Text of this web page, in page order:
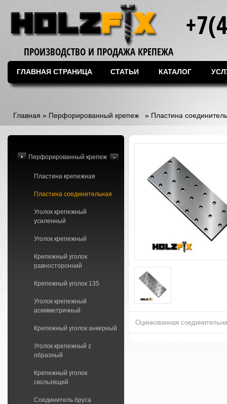
ПРОИЗВОДСТВО И ПРОДАЖА КРЕПЕЖА
ГЛАВНАЯ СТРАНИЦА СТАТЬИ КАТАЛОГ
Главная » Перфорированный крепеж » Пластина
Оцинкованная
Перфорированный крепеж
Пластина крепежная
Пластина соединительная
Уголок крепежный
усиленный
Уголок крепежный
Крепежный уголок
равносторонний
Крепежный уголок 135
Уголок крепежный
асимметричный
Крепежный уголок анкерный
Уголок крепежный z
образный
Крепежный уголок
скользящий
Соединитель бруса